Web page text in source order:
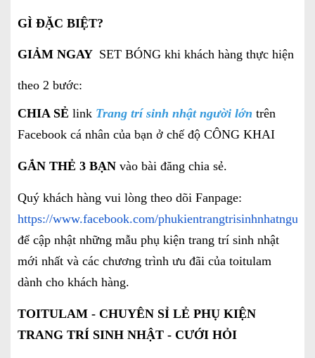
GÌ ĐẶC BIỆT?
GIẢM NGAY SET BÓNG khi khách hàng thực hiện
theo 2 bước:
CHIA SẺ link Trang trí sinh nhật người lớn trên
Facebook cá nhân của bạn ở chế độ CÔNG KHAI
GẮN THẺ 3 BẠN vào bài đăng chia sẻ.
Quý khách hàng vui lòng theo dõi Fanpage:
https://www.facebook.com/
để cập nhật những mẫu phụ kiện trang trí sinh nhật
mới nhất và các chương trình ưu đãi của toitulam
dành cho khách hàng.
TOITULAM - CHUYÊN SỈ LẺ PHỤ KIỆN
TRANG TRÍ SINH NHẬT - CƯỚI HỎI